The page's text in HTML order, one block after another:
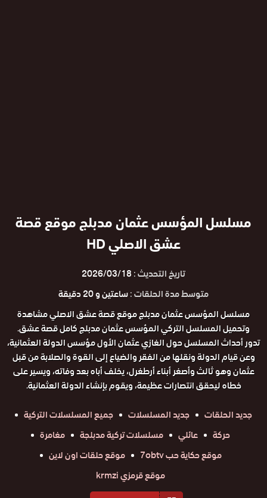
مسلسل المؤسس عثمان مدبلج موقع قصة
عشق الاصلي HD
تاريخ التحديث :2026/03/18
متوسط مدة الحلقات :ساعتين و 20 دقيقة
مسلسل المؤسس عثمان مدبلج موقع قصة عشق الاصلي مشاهدة
وتحميل المسلسل التركي المؤسس عثمان مدبلج كامل قصة عشق.
تدور أحداث المسلسل حول الغازي عثمان الأول مؤسس الدولة العثمانية،
وعن قيام الدولة ونقلها من الفقر والضياع إلى القوة والصلابة من قبل
عثمان وهو ثالث وأصغر أبناء أرطغرل، يخلف أباه بعد وفاته، ويسير على
خطاه ليحقق انتصارات عظيمة، ويقوم بإنشاء الدولة العثمانية.
جديد الحلقات
جديد المسلسلات
جميع المسلسلات التركية
حركة
عائلي مسلسلات تركية مدبلجة
مغامرة
موقع حكاية حب 7obtv
موقع حلقات اون لاين
موقع قرمزي krmzi